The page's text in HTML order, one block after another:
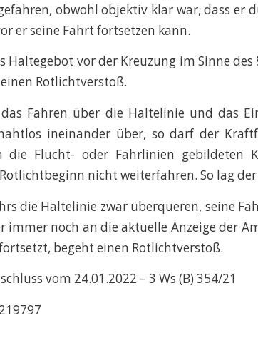
obwohl objektiv klar war, dass er
er seine Fahrt fortsetzen kann.
Haltegebot vor der Kreuzung im Sinne des
Rotlichtverstoß.
Fahren über die Haltelinie und das
ineinander über, so darf der
Flucht- oder Fahrlinien gebildeten
nicht weiterfahren. So lag
die Haltelinie zwar überqueren, seine
immer noch an die aktuelle Anzeige der
begeht einen Rotlichtverstoß.
vom 24.01.2022 – 3 Ws (B) 354/21